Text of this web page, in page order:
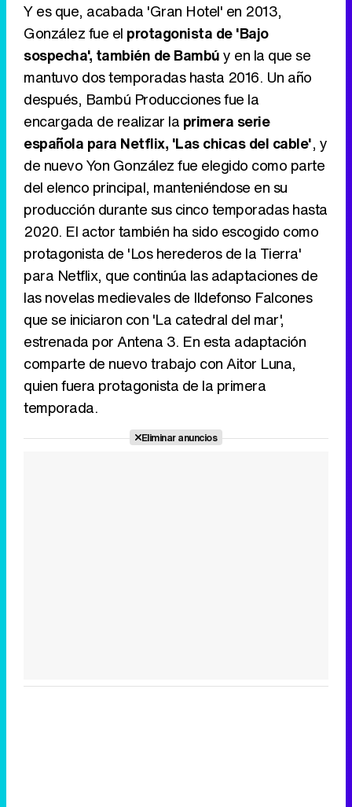
Y es que, acabada 'Gran Hotel' en 2013,
González fue el protagonista de 'Bajo
sospecha', también de Bambúy en la que se
mantuvo dos temporadas hasta 2016. Un año
después, Bambú Producciones fue la
encargada de realizar la primera serie
española para Netflix, 'Las chicas del cable', y
de nuevo Yon González fue elegido como parte
del elenco principal, manteniéndose en su
producción durante sus cinco temporadas hasta
2020. El actor también ha sido escogido como
protagonista de 'Los herederos de la Tierra'
para Netflix, que continúa las adaptaciones de
las novelas medievales de Ildefonso Falcones
que se iniciaron con 'La catedral del mar',
estrenada por Antena 3. En esta adaptación
comparte de nuevo trabajo con Aitor Luna,
quien fuera protagonista de la primera
temporada.
Eliminar anuncios